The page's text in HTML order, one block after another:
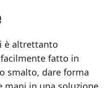
è altrettanto
fatto in
smalto, dare forma